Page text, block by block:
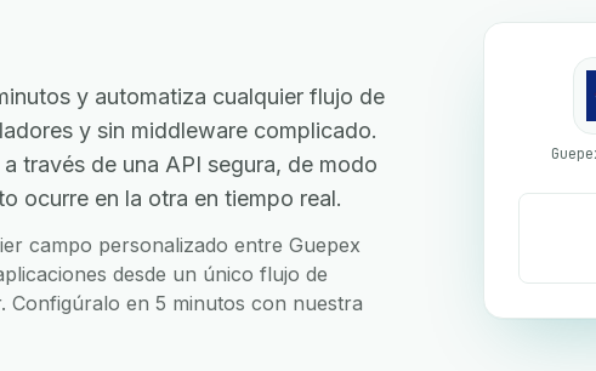
y automatiza cualquier flujo de
y sin middleware complicado.
través de una API segura, de modo
ocurre en la otra en tiempo real.
campo personalizado entre Guepex
desde un único flujo de
en 5 minutos con nuestra